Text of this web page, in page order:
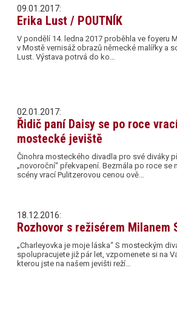
09.01.2017:
Erika Lust / POUTNÍK
V pondělí 14. ledna 2017 proběhla ve foyeru
v Mostě vernisáž obrazů německé malířky a
Lust. Výstava potrvá do ko…
02.01.2017:
Řidič paní Daisy se po roce
mostecké jeviště
Činohra mosteckého divadla pro své diváky
„novoroční“ překvapení. Bezmála po roce se
scény vrací Pulitzerovou cenou ově…
18.12.2016:
Rozhovor s režisérem Milanem
„Charleyovka je moje láska“ S mosteckým
spolupracujete již pár let, vzpomenete si na
kterou jste na našem jevišti reží…